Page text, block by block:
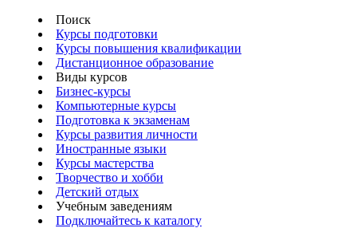
Поиск
Курсы подготовки
Курсы повышения квалификации
Дистанционное образование
Виды курсов
Бизнес-курсы
Компьютерные курсы
Подготовка к экзаменам
Курсы развития личности
Иностранные языки
Курсы мастерства
Творчество и хобби
Детский отдых
Учебным заведениям
Подключайтесь к каталогу